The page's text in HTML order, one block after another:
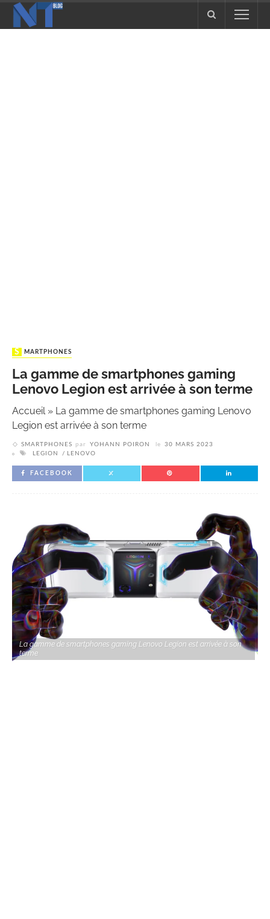
SMARTPHONES
La gamme de smartphones gaming
Lenovo Legion est arrivée à son terme
Accueil» La gamme de smartphones gaming Lenovo
Legion est arrivée à son terme
SMARTPHONES par YOHANN POIRON le
30 MARS 2023
LEGION
LENOVO
FACEBOOK
La gamme de smartphones gaming Lenovo Legion est arrivée à son
terme